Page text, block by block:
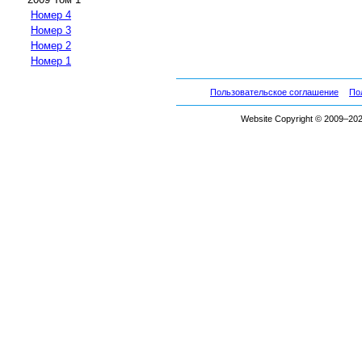
Номер 4
Номер 3
Номер 2
Номер 1
Пользовательское соглашение
Website Copyright ©